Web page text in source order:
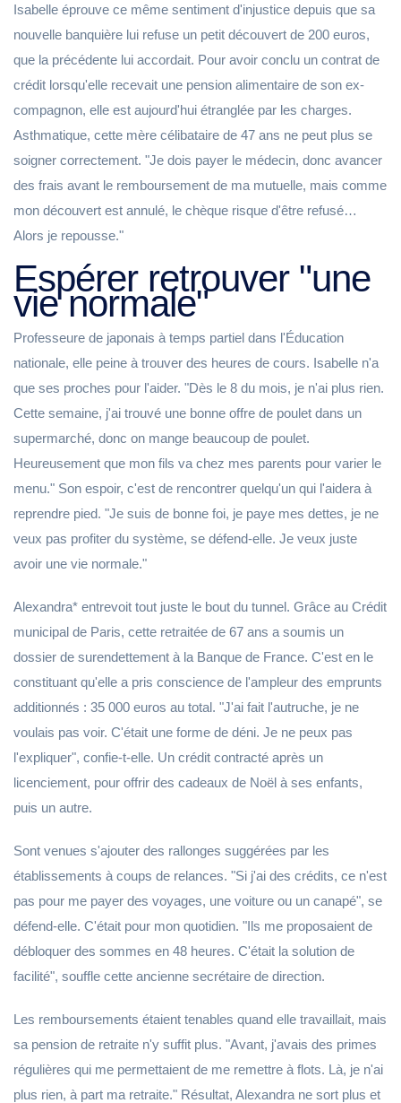
Isabelle éprouve ce même sentiment d'injustice depuis que sa
nouvelle banquière lui refuse un petit découvert de 200 euros,
que la précédente lui accordait. Pour avoir conclu un contrat de
crédit lorsqu'elle recevait une pension alimentaire de son ex-
compagnon, elle est aujourd'hui étranglée par les charges.
Asthmatique, cette mère célibataire de 47 ans ne peut plus se
soigner correctement. "Je dois payer le médecin, donc avancer
des frais avant le remboursement de ma mutuelle, mais comme
mon découvert est annulé, le chèque risque d'être refusé…
Alors je repousse."
Espérer retrouver "une
vie normale"
Professeure de japonais à temps partiel dans l'Éducation
nationale, elle peine à trouver des heures de cours. Isabelle n'a
que ses proches pour l'aider. "Dès le 8 du mois, je n'ai plus rien.
Cette semaine, j'ai trouvé une bonne offre de poulet dans un
supermarché, donc on mange beaucoup de poulet.
Heureusement que mon fils va chez mes parents pour varier le
menu." Son espoir, c'est de rencontrer quelqu'un qui l'aidera à
reprendre pied. "Je suis de bonne foi, je paye mes dettes, je ne
veux pas profiter du système, se défend-elle. Je veux juste
avoir une vie normale."
Alexandra* entrevoit tout juste le bout du tunnel. Grâce au Crédit
municipal de Paris, cette retraitée de 67 ans a soumis un
dossier de surendettement à la Banque de France. C'est en le
constituant qu'elle a pris conscience de l'ampleur des emprunts
additionnés : 35 000 euros au total. "J'ai fait l'autruche, je ne
voulais pas voir. C'était une forme de déni. Je ne peux pas
l'expliquer", confie-t-elle. Un crédit contracté après un
licenciement, pour offrir des cadeaux de Noël à ses enfants,
puis un autre.
Sont venues s'ajouter des rallonges suggérées par les
établissements à coups de relances. "Si j'ai des crédits, ce n'est
pas pour me payer des voyages, une voiture ou un canapé", se
défend-elle. C'était pour mon quotidien. "Ils me proposaient de
débloquer des sommes en 48 heures. C'était la solution de
facilité", souffle cette ancienne secrétaire de direction.
Les remboursements étaient tenables quand elle travaillait, mais
sa pension de retraite n'y suffit plus. "Avant, j'avais des primes
régulières qui me permettaient de me remettre à flots. Là, je n'ai
plus rien, à part ma retraite." Résultat, Alexandra ne sort plus et